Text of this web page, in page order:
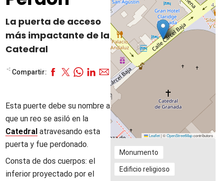
La puerta de acceso
más impactante de la
Catedral
Compartir:
Esta puerte debe su nombre a
que un reo se asiló en la
Catedral atravesando esta
puerta y fue perdonado.
Consta de dos cuerpos: el
inferior proyectado por el
Leaflet |©OpenStreetMapcontributors
Monumento
Edificio religioso